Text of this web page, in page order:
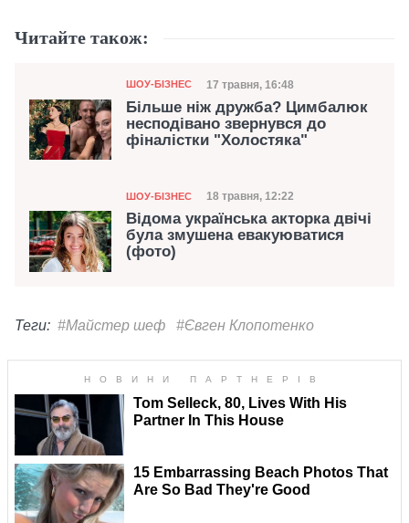
Читайте також:
Категорія
ШОУ-БІЗНЕС Дата публікації
17 травня, 16:48
Більше ніж дружба? Цимбалюк
несподівано звернувся до
фіналістки "Холостяка"
Категорія
ШОУ-БІЗНЕС Дата публікації
18 травня, 12:22
Відома українська акторка двічі
була змушена евакуюватися
(фото)
Теги: #Майстер шеф #Євген Клопотенко